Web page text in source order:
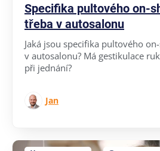
Specifika pultového on-
třeba v autosalonu
Jaká jsou specifika pultového
v autosalonu? Má gestikulace
při jednání?
Jan